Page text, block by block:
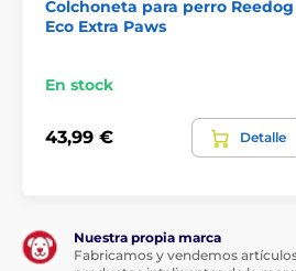
La siguiente tabla te ayudará a
Colchoneta para perro Reedog
Eco Extra Paws
En stock
43,99 € Detalle
Nuestra propia marca
Fabricamos y vendemos